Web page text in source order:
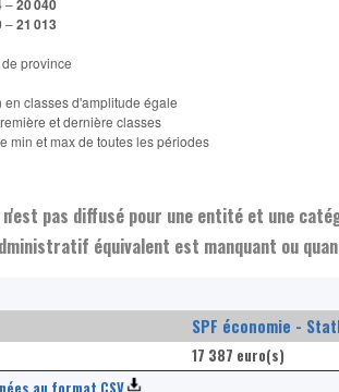
–20 040
–21 013
province
en classes d'amplitude égale​
et dernière classes
min et max de toutes les périodes
pas diffusé pour une entité et une
équivalent est manquant ou
SPF économie -
17 387 euro(s)